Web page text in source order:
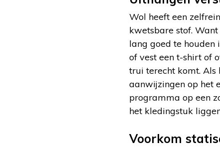
Wol heeft een
kwetsbare stof.
lang goed te houden
of vest een t-shirt of
trui terecht komt. Als
aanwijzingen op het
programma op een
het kledingstuk
Voorkom